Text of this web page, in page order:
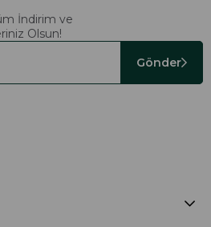
İndirim ve
Olsun!
Gönder